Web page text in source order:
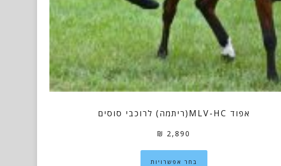
אפוד MLV-HC(ריתמה) לרוכבי סוסים
₪ 2,890
בחר אפשרויות
למוצר